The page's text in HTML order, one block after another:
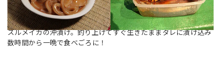
スルメイカの沖漬け。釣り上げてすぐ生きたままタレに漬け込み
数時間から一晩で食べごろに！